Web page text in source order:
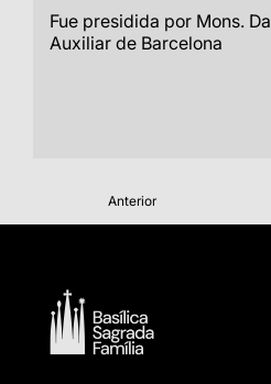
Fue presidida por Mons.
Auxiliar de Barcelona
Anterior